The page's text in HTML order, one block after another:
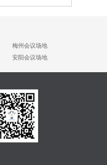
梅州会议场地
安阳会议场地